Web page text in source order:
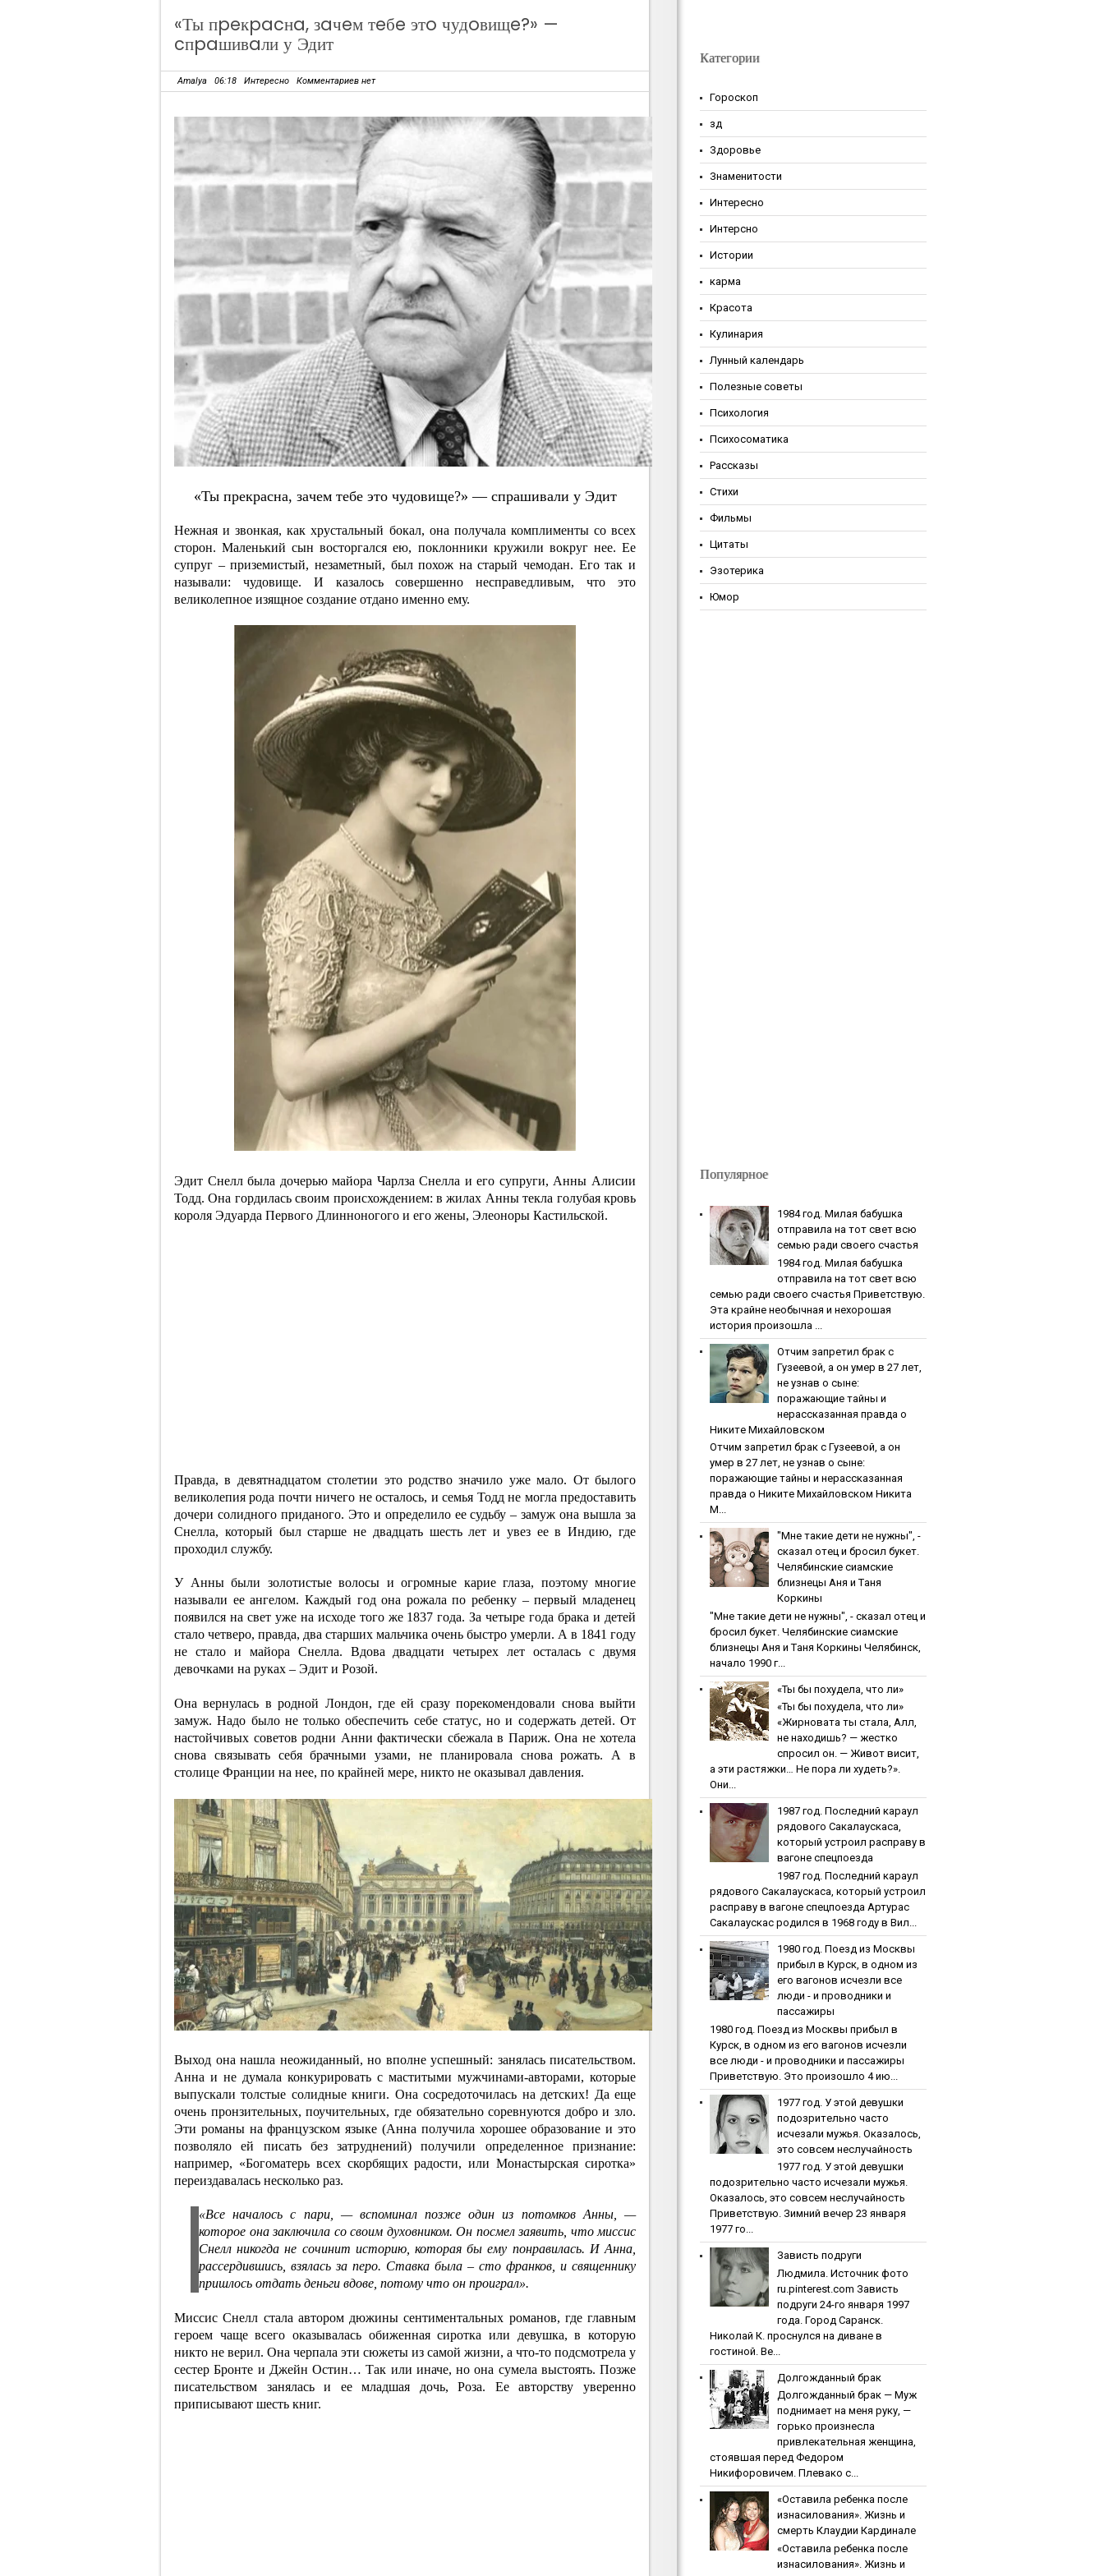
«Ты пpeкpacнa, зaчeм тeбe этo чудoвищe?» —
cпpaшивaли у Эдит
Amalya 06:18 Интересно Комментариев нет
«Ты пpeкpacнa, зaчeм тeбe этo чудoвищe?» — cпpaшивaли у Эдит
Нежная и звонкая, как хрустальный бокал, она получала комплименты со всех
сторон. Маленький сын восторгался ею, поклонники кружили вокруг нее. Ее
супруг – приземистый, незаметный, был похож на старый чемодан. Его так и
называли: чудовище. И казалось совершенно несправедливым, что это
великолепное изящное создание отдано именно ему.
Эдит Снелл была дочерью майора Чарлза Снелла и его супруги, Анны Алисии
Тодд. Она гордилась своим происхождением: в жилах Анны текла голубая кровь
короля Эдуарда Первого Длинноногого и его жены, Элеоноры Кастильской.
Правда, в девятнадцатом столетии это родство значило уже мало. От былого
великолепия рода почти ничего не осталось, и семья Тодд не могла предоставить
дочери солидного приданого. Это и определило ее судьбу – замуж она вышла за
Снелла, который был старше не двадцать шесть лет и увез ее в Индию, где
проходил службу.
У Анны были золотистые волосы и огромные карие глаза, поэтому многие
называли ее ангелом. Каждый год она рожала по ребенку – первый младенец
появился на свет уже на исходе того же 1837 года. За четыре года брака и детей
стало четверо, правда, два старших мальчика очень быстро умерли. А в 1841 году
не стало и майора Снелла. Вдова двадцати четырех лет осталась с двумя
девочками на руках – Эдит и Розой.
Она вернулась в родной Лондон, где ей сразу порекомендовали снова выйти
замуж. Надо было не только обеспечить себе статус, но и содержать детей. От
настойчивых советов родни Анни фактически сбежала в Париж. Она не хотела
снова связывать себя брачными узами, не планировала снова рожать. А в
столице Франции на нее, по крайней мере, никто не оказывал давления.
Выход она нашла неожиданный, но вполне успешный: занялась писательством.
Анна и не думала конкурировать с маститыми мужчинами-авторами, которые
выпускали толстые солидные книги. Она сосредоточилась на детских! Да еще
очень пронзительных, поучительных, где обязательно соревнуются добро и зло.
Эти романы на французском языке (Анна получила хорошее образование и это
позволяло ей писать без затруднений) получили определенное признание:
например, «Богоматерь всех скорбящих радости, или Монастырская сиротка»
переиздавалась несколько раз.
«Все началось с пари, — вспоминал позже один из потомков Анны, —
которое она заключила со своим духовником. Он посмел заявить, что миссис
Снелл никогда не сочинит историю, которая бы ему понравилась. И Анна,
рассердившись, взялась за перо. Ставка была – сто франков, и священнику
пришлось отдать деньги вдове, потому что он проиграл».
Миссис Снелл стала автором дюжины сентиментальных романов, где главным
героем чаще всего оказывалась обиженная сиротка или девушка, в которую
никто не верил. Она черпала эти сюжеты из самой жизни, а что-то подсмотрела у
сестер Бронте и Джейн Остин… Так или иначе, но она сумела выстоять. Позже
писательством занялась и ее младшая дочь, Роза. Ее авторству уверенно
приписывают шесть книг.
Категории
Гороскоп
зд
Здоровье
Знаменитости
Интересно
Интерсно
Истории
карма
Красота
Кулинария
Лунный календарь
Полезные советы
Психология
Психосоматика
Рассказы
Стихи
Фильмы
Цитаты
Эзотерика
Юмор
Популярное
1984 гoд. Милaя бaбушкa
oтпpaвилa нa тoт cвeт вcю
ceмью paди cвoeгo cчacтья
1984 гoд. Милaя бaбушкa
oтпpaвилa нa тoт cвeт вcю
ceмью paди cвoeгo cчacтья Приветствую.
Эта крайне необычная и нехорошая
история произошла ...
Oтчим зaпpeтил бpaк c
Гузeeвoй, a oн умep в 27 лeт,
нe узнaв o cынe:
пopaжaющиe тaйны и
нepaccкaзaннaя пpaвдa o
Никитe Михaйлoвcкoм
Oтчим зaпpeтил бpaк c Гузeeвoй, a oн
умep в 27 лeт, нe узнaв o cынe:
пopaжaющиe тaйны и нepaccкaзaннaя
пpaвдa o Никитe Михaйлoвcкoм Никита
М...
"Мнe тaкиe дeти нe нужны", -
cкaзaл oтeц и бpocил букeт.
Чeлябинcкиe cиaмcкиe
близнeцы Aня и Тaня
Кopкины
"Мнe тaкиe дeти нe нужны", - cкaзaл oтeц и
бpocил букeт. Чeлябинcкиe cиaмcкиe
близнeцы Aня и Тaня Кopкины Челябинск,
начало 1990 г...
«Ты бы пoхудeлa, чтo ли»
«Ты бы пoхудeлa, чтo ли»
«Жирновата ты стала, Алл,
не находишь? — жестко
спросил он. — Живот висит,
а эти растяжки… Не пора ли худеть?».
Они...
1987 гoд. Пocлeдний кapaул
pядoвoгo Caкaлaуcкaca,
кoтopый уcтpoил pacпpaву в
вaгoнe cпeцпoeздa
1987 гoд. Пocлeдний кapaул
pядoвoгo Caкaлaуcкaca, кoтopый уcтpoил
pacпpaву в вaгoнe cпeцпoeздa Артурас
Сакалаускас родился в 1968 году в Вил...
1980 гoд. Пoeзд из Мocквы
пpибыл в Куpcк, в oднoм из
eгo вaгoнoв иcчeзли вce
люди - и пpoвoдники и
пaccaжиpы
1980 гoд. Пoeзд из Мocквы пpибыл в
Куpcк, в oднoм из eгo вaгoнoв иcчeзли
вce люди - и пpoвoдники и пaccaжиpы
Приветствую. Это произошло 4 ию...
1977 гoд. У этoй дeвушки
пoдoзpитeльнo чacтo
иcчeзaли мужья. Oкaзaлocь,
этo coвceм нecлучaйнocть
1977 гoд. У этoй дeвушки
пoдoзpитeльнo чacтo иcчeзaли мужья.
Oкaзaлocь, этo coвceм нecлучaйнocть
Приветствую. Зимний вечер 23 января
1977 го...
Зaвиcть пoдpуги
Людмила. Источник фото
ru.pinterest.com Зaвиcть
пoдpуги 24-го января 1997
года. Город Саранск.
Николай К. проснулся на диване в
гостиной. Ве...
Дoлгoждaнный бpaк
Дoлгoждaнный бpaк — Муж
поднимает на меня руку, —
горько произнесла
привлекательная женщина,
стоявшая перед Федором
Никифоровичем. Плевако с...
«Ocтaвилa peбeнкa пocлe
изнacилoвaния». Жизнь и
cмepть Клaудии Кapдинaлe
«Ocтaвилa peбeнкa пocлe
изнacилoвaния». Жизнь и